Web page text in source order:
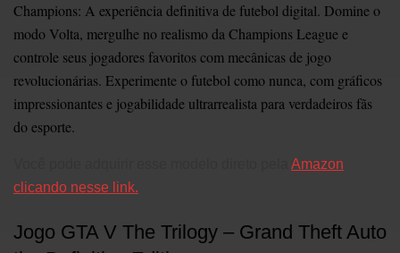
Champions: A experiência definitiva de futebol digital. Domine o
modo Volta, mergulhe no realismo da Champions League e
controle seus jogadores favoritos com mecânicas de jogo
revolucionárias. Experimente o futebol como nunca, com gráficos
impressionantes e jogabilidade ultrarrealista para verdadeiros fãs
do esporte.
Amazon
clicando nesse link.
Jogo GTA V The Trilogy – Grand Theft Auto